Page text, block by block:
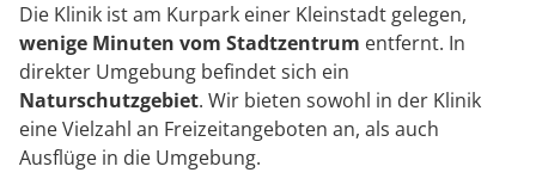
Die Klinik ist am Kurpark einer Kleinstadt gelegen,
wenige Minuten vom Stadtzentrum entfernt. In
direkter Umgebung befindet sich ein
Naturschutzgebiet. Wir bieten sowohl in der Klinik
eine Vielzahl an Freizeitangeboten an, als auch
Ausflüge in die Umgebung.